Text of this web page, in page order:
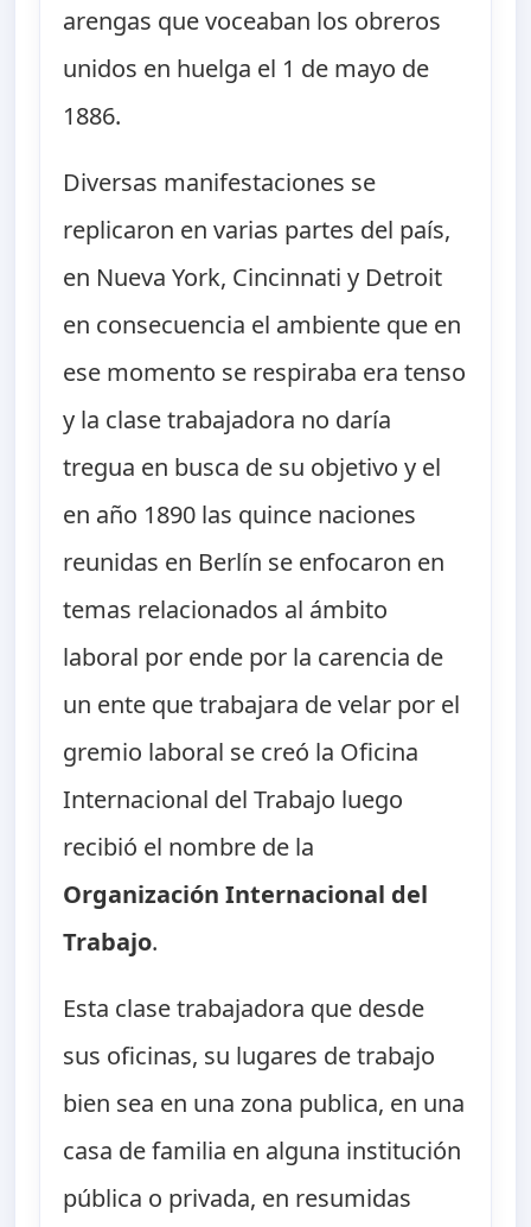
arengas que voceaban los obreros
unidos en huelga el 1 de mayo de
1886.
Diversas manifestaciones se
replicaron en varias partes del país,
en Nueva York, Cincinnati y Detroit
en consecuencia el ambiente que en
ese momento se respiraba era tenso
y la clase trabajadora no daría
tregua en busca de su objetivo y el
en año 1890 las quince naciones
reunidas en Berlín se enfocaron en
temas relacionados al ámbito
laboral por ende por la carencia de
un ente que trabajara de velar por el
gremio laboral se creó la Oficina
Internacional del Trabajo luego
recibió el nombre de la
Organización Internacional del
Trabajo.
Esta clase trabajadora que desde
sus oficinas, su lugares de trabajo
bien sea en una zona publica, en una
casa de familia en alguna institución
pública o privada, en resumidas